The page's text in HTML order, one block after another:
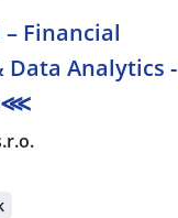
Financial
Data Analytics -